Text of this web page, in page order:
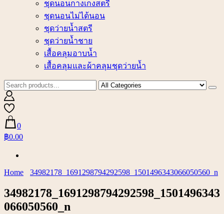
ชุดนอนกางเกงสตรี
ชุดนอนไม่ได้นอน
ชุดว่ายน้ำสตรี
ชุดว่ายน้ำชาย
เสื้อคลุมอาบน้ำ
เสื้อคลุมและผ้าคลุมชุดว่ายน้ำ
0
฿0.00
Home 34982178_1691298794292598_1501496343066050560_n
34982178_1691298794292598_1501496343
066050560_n